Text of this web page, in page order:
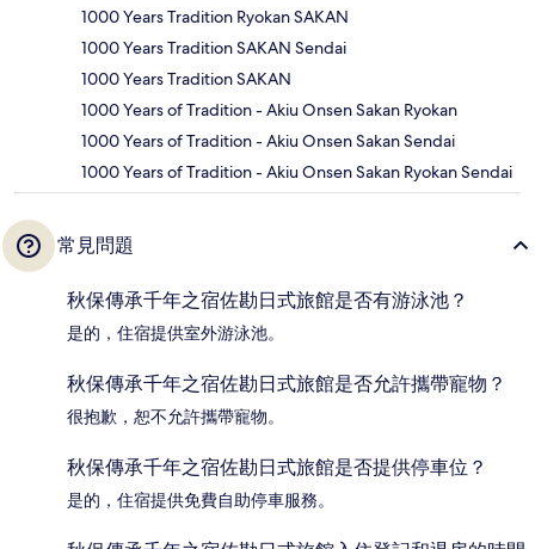
1000 Years Tradition Ryokan SAKAN
1000 Years Tradition SAKAN Sendai
1000 Years Tradition SAKAN
1000 Years of Tradition - Akiu Onsen Sakan Ryokan
1000 Years of Tradition - Akiu Onsen Sakan Sendai
1000 Years of Tradition - Akiu Onsen Sakan Ryokan Sendai
常見問題
秋保傳承千年之宿佐勘日式旅館是否有游泳池？
是的，住宿提供室外游泳池。
秋保傳承千年之宿佐勘日式旅館是否允許攜帶寵物？
很抱歉，恕不允許攜帶寵物。
秋保傳承千年之宿佐勘日式旅館是否提供停車位？
是的，住宿提供免費自助停車服務。